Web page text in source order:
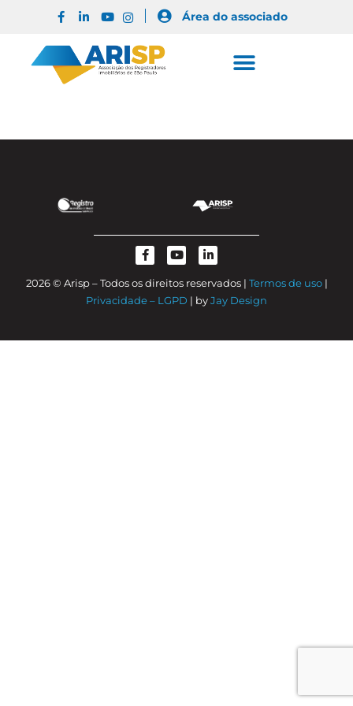
Área do associado
2026 © Arisp – Todos os direitos reservados | Termos de uso|
Privacidade – LGPD | byJay Design